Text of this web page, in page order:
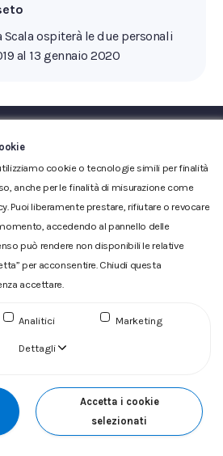
Scala ospiterà le due personali
al 13 gennaio 2020
| Cookie|Reclamo|Reclamo pdf|
|Copyright
S.p.A. Numero d'iscrizione e Codice
già iscritta al n.10.029 - Capitale
Euro 1.730.520,00 i.v
cookie o tecnologie simili per finalità
anche per le finalità di misurazione come
Puoi liberamente prestare, rifiutare o revocare
accedendo al pannello delle
può rendere non disponibili le relative
per acconsentire. Chiudi questa
accettare.
Analitici Marketing
Dettagli
Accetta i cookie
selezionati